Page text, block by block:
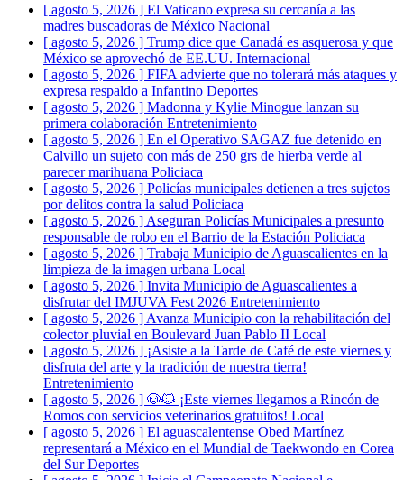
[ agosto 5, 2026 ] El Vaticano expresa su cercanía a las
madres buscadoras de México Nacional
[ agosto 5, 2026 ] Trump dice que Canadá es asquerosa y que
México se aprovechó de EE.UU. Internacional
[ agosto 5, 2026 ] FIFA advierte que no tolerará más ataques y
expresa respaldo a Infantino Deportes
[ agosto 5, 2026 ] Madonna y Kylie Minogue lanzan su
primera colaboración Entretenimiento
[ agosto 5, 2026 ] En el Operativo SAGAZ fue detenido en
Calvillo un sujeto con más de 250 grs de hierba verde al
parecer marihuana Policiaca
[ agosto 5, 2026 ] Policías municipales detienen a tres sujetos
por delitos contra la salud Policiaca
[ agosto 5, 2026 ] Aseguran Policías Municipales a presunto
responsable de robo en el Barrio de la Estación Policiaca
[ agosto 5, 2026 ] Trabaja Municipio de Aguascalientes en la
limpieza de la imagen urbana Local
[ agosto 5, 2026 ] Invita Municipio de Aguascalientes a
disfrutar del IMJUVA Fest 2026 Entretenimiento
[ agosto 5, 2026 ] Avanza Municipio con la rehabilitación del
colector pluvial en Boulevard Juan Pablo II Local
[ agosto 5, 2026 ] ¡Asiste a la Tarde de Café de este viernes y
disfruta del arte y la tradición de nuestra tierra!
Entretenimiento
[ agosto 5, 2026 ] 🐶🐱 ¡Este viernes llegamos a Rincón de
Romos con servicios veterinarios gratuitos! Local
[ agosto 5, 2026 ] El aguascalentense Obed Martínez
representará a México en el Mundial de Taekwondo en Corea
del SurDeportes